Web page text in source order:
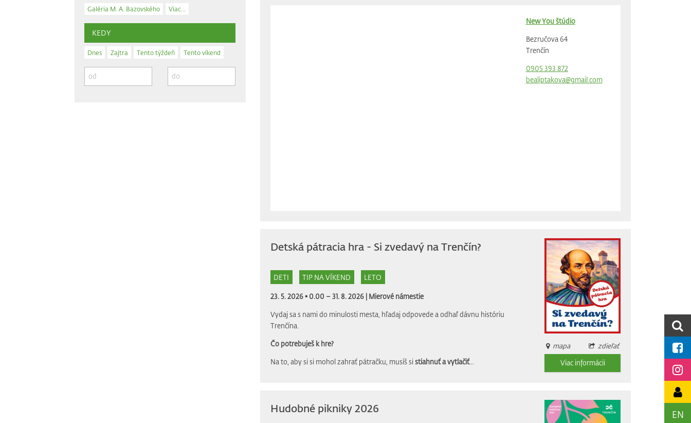
EN
Galéria M. A. Bazovského
Viac...
KEDY
Dnes Zajtra Tento týždeň Tento víkend
New You štúdio
Bezručova 64
Trenčín
0905 393 872
bealiptakova@gmail.com
Detská pátracia hra - Si zvedavý na Trenčín?
DETI TIP NA VÍKEND LETO
23. 5. 2026 • 0.00 – 31. 8. 2026 | Mierové námestie
Vydaj sa s nami do minulosti mesta, hľadaj odpovede a odhaľ dávnu históriu
Trenčína.
Čo potrebuješ k hre?
Na to, aby si si mohol zahrať pátračku, musíš sistiahnuť a vytlačiť...
mapa
zdieľať
Viac informácii
Hudobné pikniky 2026